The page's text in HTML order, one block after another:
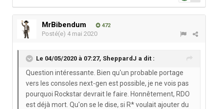
MrBibendum 472
Posté(e) 4 mai 2020
Le 04/05/2020 à 07:27, SheppardJ a dit :
Question intéressante. Bien qu'un probable portage
vers les consoles next-gen est possible, je ne vois pas
pourquoi Rockstar devrait le faire. Honnêtement, RDO
est déjà mort. Qu'on se le dise, si R* voulait ajouter du